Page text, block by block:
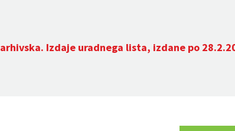
arhivska. Izdaje uradnega lista, izdane po